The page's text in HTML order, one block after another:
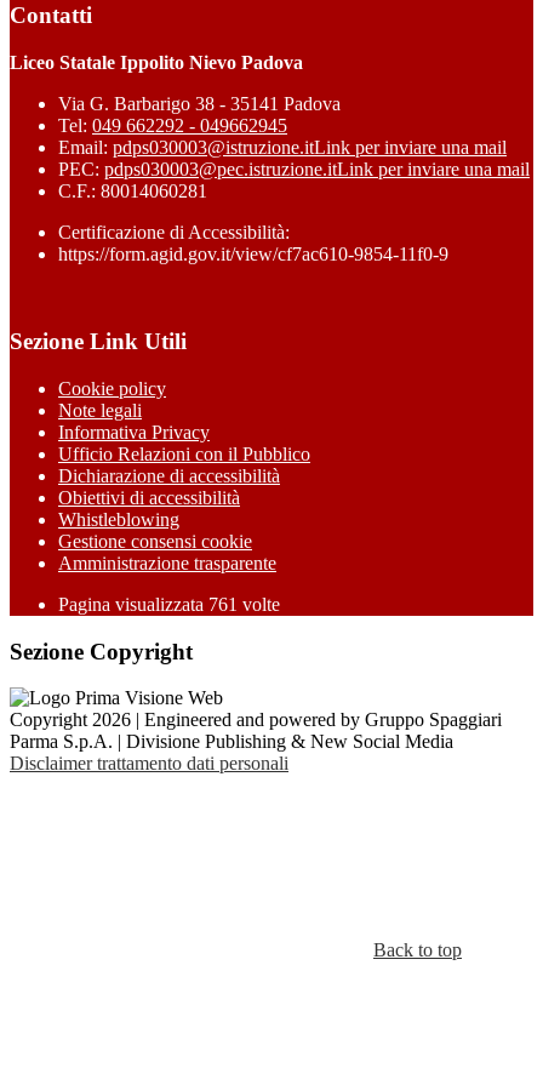
Contatti
Liceo Statale Ippolito Nievo Padova
Via G. Barbarigo 38 - 35141 Padova
Tel: 049 662292 - 049662945
Email: pdps030003@istruzione.itLink per inviare una mail
PEC: pdps030003@pec.istruzione.itLink per inviare una mail
C.F.: 80014060281
Certificazione di Accessibilità:
https://form.agid.gov.it/view/cf7ac610-9854-11f0-9
Sezione Link Utili
Cookie policy
Note legali
Informativa Privacy
Ufficio Relazioni con il Pubblico
Dichiarazione di accessibilità
Obiettivi di accessibilità
Whistleblowing
Gestione consensi cookie
Amministrazione trasparente
Pagina visualizzata 761 volte
Sezione Copyright
Copyright 2026 | Engineered and powered by Gruppo Spaggiari
Parma S.p.A. | Divisione Publishing & New Social Media
Disclaimer trattamento dati personali
Back to top